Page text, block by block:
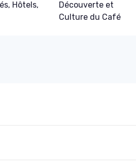
Hôtels,
Découverte et
Culture du Café